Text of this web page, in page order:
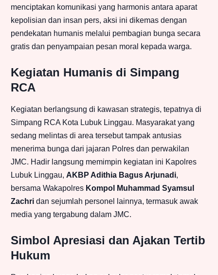
menciptakan komunikasi yang harmonis antara aparat
kepolisian dan insan pers, aksi ini dikemas dengan
pendekatan humanis melalui pembagian bunga secara
gratis dan penyampaian pesan moral kepada warga.
Kegiatan Humanis di Simpang
RCA
Kegiatan berlangsung di kawasan strategis, tepatnya di
Simpang RCA Kota Lubuk Linggau. Masyarakat yang
sedang melintas di area tersebut tampak antusias
menerima bunga dari jajaran Polres dan perwakilan
JMC. Hadir langsung memimpin kegiatan ini Kapolres
Lubuk Linggau, AKBP Adithia Bagus Arjunadi,
bersama Wakapolres Kompol Muhammad Syamsul
Zachri dan sejumlah personel lainnya, termasuk awak
media yang tergabung dalam JMC.
Simbol Apresiasi dan Ajakan Tertib
Hukum